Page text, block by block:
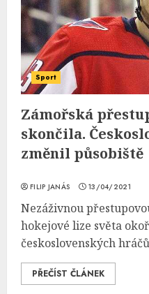
Sport
Zámořská
skončila.
změnil působiště
FILIP JANÁS 13/04/2021
Nezáživnou
hokejové lize světa
československých
PŘEČÍST ČLÁNEK